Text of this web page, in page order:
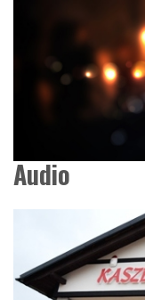
Audio